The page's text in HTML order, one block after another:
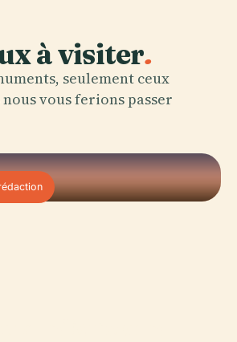
à visiter.
seulement ceux
vous ferions passer